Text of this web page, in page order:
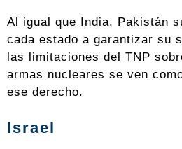
Al igual que India, Pakistán
cada estado a garantizar su
las limitaciones del TNP
armas nucleares se ven
ese derecho.
Israel